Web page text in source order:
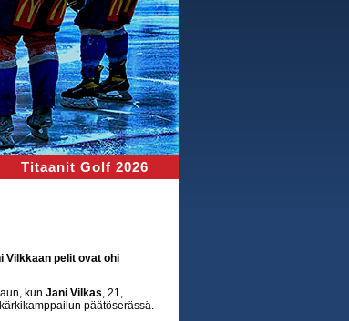
Titaanit Golf 2026
Vilkkaan pelit ovat ohi
kun Jani Vilkas, 21,
päätöserässä.